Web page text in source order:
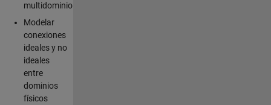
multidominio
Modelar
conexiones
ideales y no
ideales
entre
dominios
físicos